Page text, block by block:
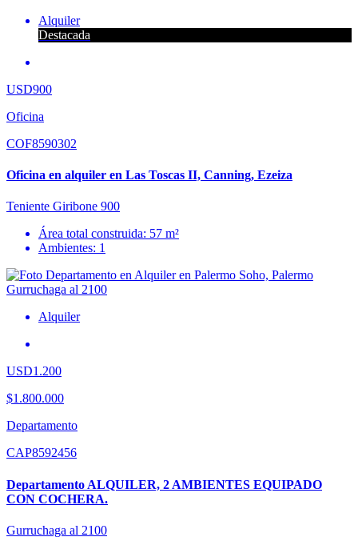
Alquiler
Destacada
USD900
Oficina
COF8590302
Oficina en alquiler en Las Toscas II, Canning, Ezeiza
Teniente Giribone 900
Área total construida: 57 m²
Ambientes: 1
Alquiler
USD1.200
$1.800.000
Departamento
CAP8592456
Departamento ALQUILER, 2 AMBIENTES EQUIPADO
CON COCHERA.
Gurruchaga al 2100